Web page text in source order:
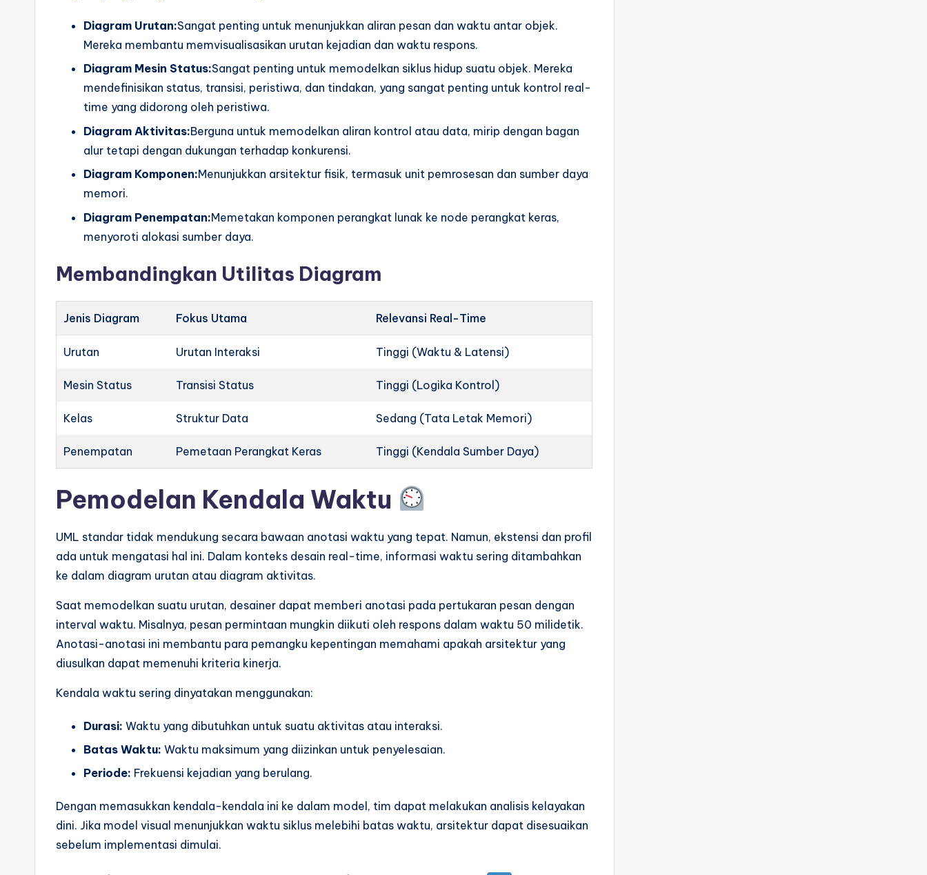
Diagram Urutan:Sangat penting untuk menunjukkan aliran pesan dan waktu antar objek.
Mereka membantu memvisualisasikan urutan kejadian dan waktu respons.
Diagram Mesin Status:Sangat penting untuk memodelkan siklus hidup suatu objek. Mereka
mendefinisikan status, transisi, peristiwa, dan tindakan, yang sangat penting untuk kontrol real-
time yang didorong oleh peristiwa.
Diagram Aktivitas:Berguna untuk memodelkan aliran kontrol atau data, mirip dengan bagan
alur tetapi dengan dukungan terhadap konkurensi.
Diagram Komponen:Menunjukkan arsitektur fisik, termasuk unit pemrosesan dan sumber daya
memori.
Diagram Penempatan:Memetakan komponen perangkat lunak ke node perangkat keras,
menyoroti alokasi sumber daya.
Membandingkan Utilitas Diagram
Jenis Diagram Fokus Utama Relevansi Real-Time
Urutan Urutan Interaksi Tinggi (Waktu & Latensi)
Mesin Status Transisi Status Tinggi (Logika Kontrol)
Kelas Struktur Data Sedang (Tata Letak Memori)
Penempatan Pemetaan Perangkat Keras Tinggi (Kendala Sumber Daya)
Pemodelan Kendala Waktu
UML standar tidak mendukung secara bawaan anotasi waktu yang tepat. Namun, ekstensi dan profil
ada untuk mengatasi hal ini. Dalam konteks desain real-time, informasi waktu sering ditambahkan
ke dalam diagram urutan atau diagram aktivitas.
Saat memodelkan suatu urutan, desainer dapat memberi anotasi pada pertukaran pesan dengan
interval waktu. Misalnya, pesan permintaan mungkin diikuti oleh respons dalam waktu 50 milidetik.
Anotasi-anotasi ini membantu para pemangku kepentingan memahami apakah arsitektur yang
diusulkan dapat memenuhi kriteria kinerja.
Kendala waktu sering dinyatakan menggunakan:
Durasi: Waktu yang dibutuhkan untuk suatu aktivitas atau interaksi.
Batas Waktu: Waktu maksimum yang diizinkan untuk penyelesaian.
Periode: Frekuensi kejadian yang berulang.
Dengan memasukkan kendala-kendala ini ke dalam model, tim dapat melakukan analisis kelayakan
dini. Jika model visual menunjukkan waktu siklus melebihi batas waktu, arsitektur dapat disesuaikan
sebelum implementasi dimulai.